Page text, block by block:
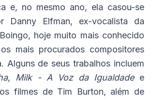
e, no mesmo ano, ela casou-se
Danny Elfman, ex-vocalista da
hoje muito mais conhecido
mais procurados compositores
Alguns de seus trabalhos incluem
, Milk - A Voz da Igualdadee
filmes de Tim Burton, além de